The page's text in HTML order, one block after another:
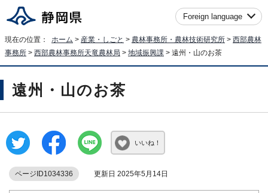
Foreign language
現在の位置： ホーム > 産業・しごと > 農林事務所・農林技術研究所 > 西部農林
事務所 > 西部農林事務所天竜農林局 > 地域振興課 > 遠州・山のお茶
遠州・山のお茶
いいね！
ページID1034336 更新日 2025年5月14日